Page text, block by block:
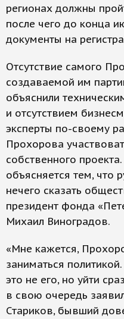
регионах должны
после чего до конца
документы на
Отсутствие самого
создаваемой им
объяснили
и отсутствием
эксперты по-своему
Прохорова
собственного
объясняется тем, что
нечего сказать
президент фонда
Михаил Виноградов.
«Мне кажется,
заниматься
это не его, но уйти
в свою очередь
Стариков, бывший